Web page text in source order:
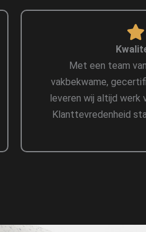
Met een team
vakbekwame,
leveren wij altijd werk
Klanttevredenheid